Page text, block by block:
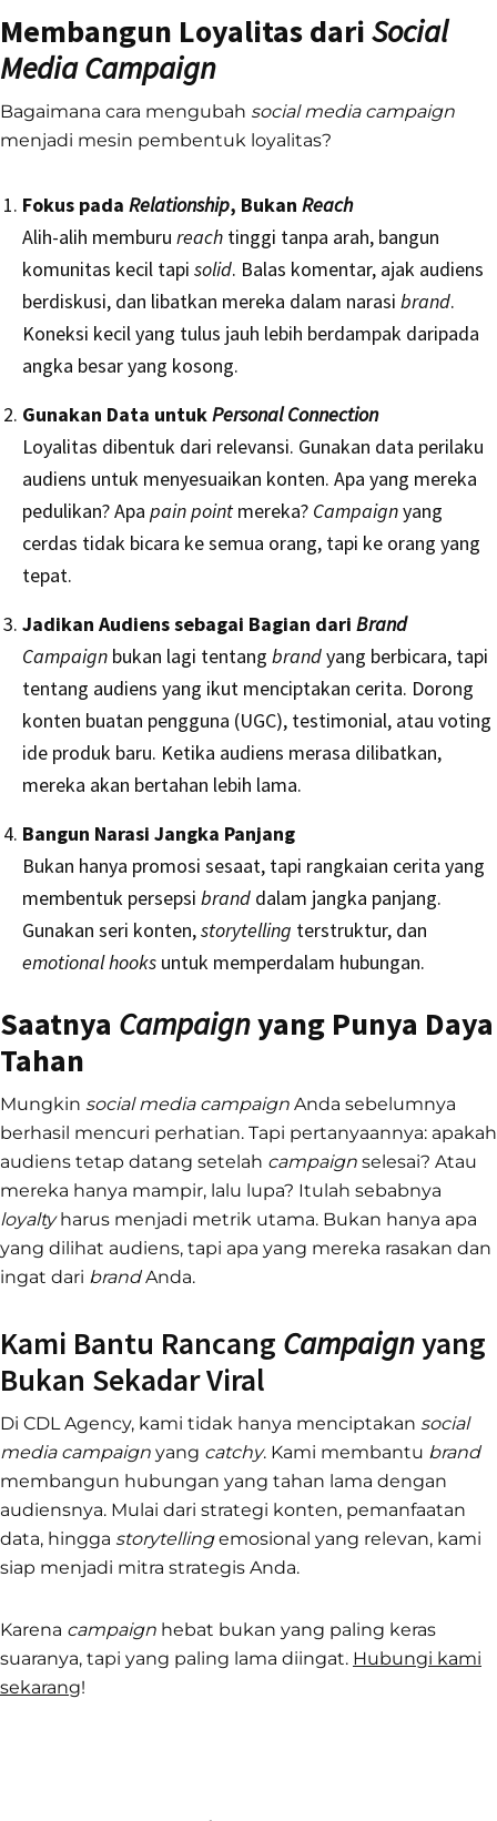
Membangun Loyalitas dariSocial
Media Campaign
Bagaimana cara mengubah social media campaign
menjadi mesin pembentuk loyalitas?
Fokus pada Relationship, Bukan Reach
Alih-alih memburu reach tinggi tanpa arah, bangun
komunitas kecil tapi solid. Balas komentar, ajak audiens
berdiskusi, dan libatkan mereka dalam narasi brand.
Koneksi kecil yang tulus jauh lebih berdampak daripada
angka besar yang kosong.
Gunakan Data untukPersonal Connection
Loyalitas dibentuk dari relevansi. Gunakan data perilaku
audiens untuk menyesuaikan konten. Apa yang mereka
pedulikan? Apa pain point mereka? Campaignyang
cerdas tidak bicara ke semua orang, tapi ke orang yang
tepat.
Jadikan Audiens sebagai Bagian dari Brand
Campaign bukan lagi tentang brandyang berbicara, tapi
tentang audiens yang ikut menciptakan cerita. Dorong
konten buatan pengguna (UGC), testimonial, atau voting
ide produk baru. Ketika audiens merasa dilibatkan,
mereka akan bertahan lebih lama.
Bangun Narasi Jangka Panjang
Bukan hanya promosi sesaat, tapi rangkaian cerita yang
membentuk persepsi brand dalam jangka panjang.
Gunakan seri konten,storytelling terstruktur, dan
emotional hooks untuk memperdalam hubungan.
Saatnya Campaignyang Punya Daya
Tahan
Mungkin social media campaign Anda sebelumnya
berhasil mencuri perhatian. Tapi pertanyaannya: apakah
audiens tetap datang setelah campaign selesai? Atau
mereka hanya mampir, lalu lupa? Itulah sebabnya
loyaltyharus menjadi metrik utama. Bukan hanya apa
yang dilihat audiens, tapi apa yang mereka rasakan dan
ingat dari brandAnda.
Kami Bantu Rancang Campaignyang
Bukan Sekadar Viral
Di CDL Agency, kami tidak hanya menciptakan social
media campaign yang catchy. Kami membantu brand
membangun hubungan yang tahan lama dengan
audiensnya. Mulai dari strategi konten, pemanfaatan
data, hingga storytellingemosional yang relevan, kami
siap menjadi mitra strategis Anda.
Karena campaign hebat bukan yang paling keras
suaranya, tapi yang paling lama diingat. Hubungi kami
sekarang!